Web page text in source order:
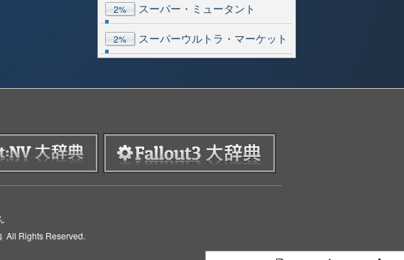
2% スーパー・ミュータント
2% スーパーウルトラ・マーケット
All Rights Reserved.